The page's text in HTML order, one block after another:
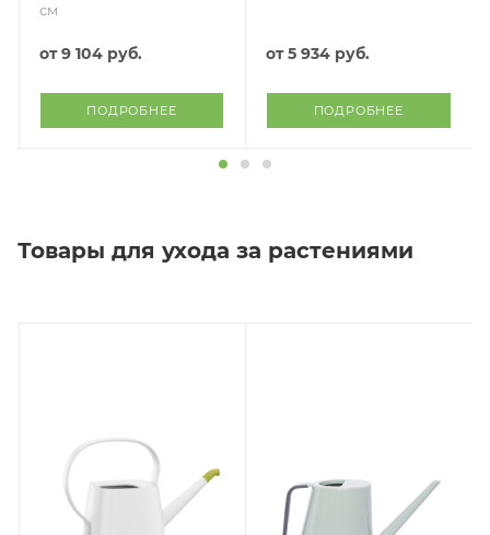
см
от9 104 руб.
ПОДРОБНЕЕ
от5 934 руб.
ПОДРОБНЕЕ
Товары для ухода за растениями